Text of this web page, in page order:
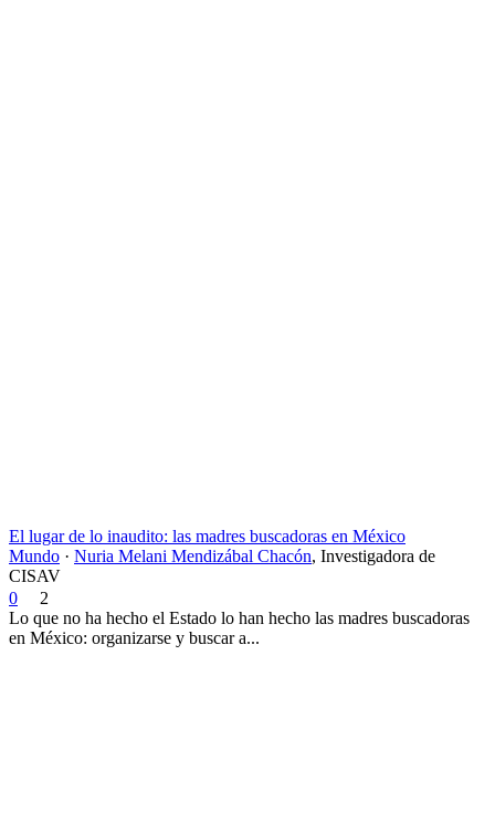
El lugar de lo inaudito: las madres buscadoras en México
Mundo · Nuria Melani Mendizábal Chacón, Investigadora de
CISAV
0
2
Lo que no ha hecho el Estado lo han hecho las madres buscadoras
en México: organizarse y buscar a...